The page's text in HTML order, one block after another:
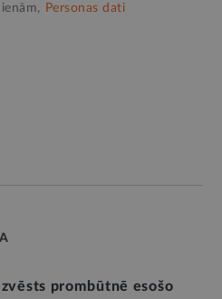
Personas dati
prombūtnē esošo